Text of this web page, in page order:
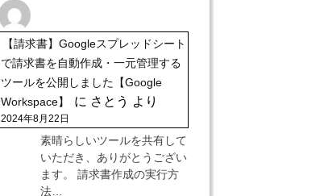
【請求書】Googleスプレッドシート
で請求書を自動作成・一元管理する
ツールを公開しました【Google
Workspace】
に さとう より
2024年8月22日
素晴らしいツールを共有して
いただき、ありがとうござい
ます。 請求書作成の実行方
法…